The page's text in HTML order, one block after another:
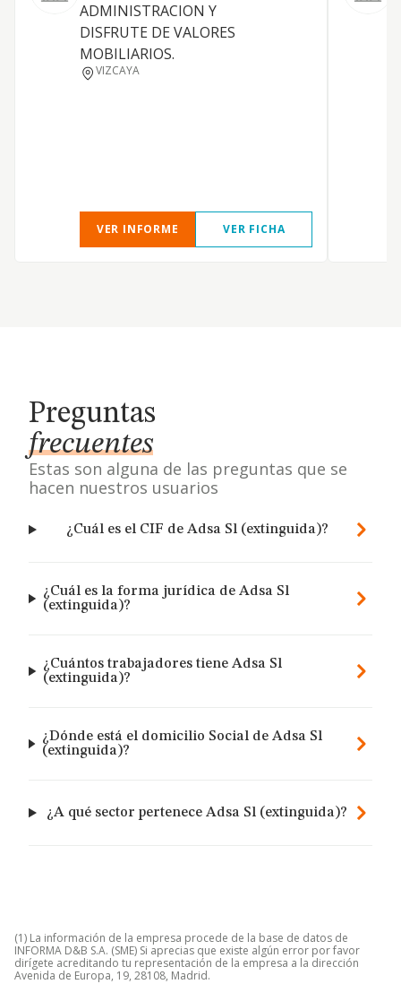
ADMINISTRACION Y
DISFRUTE DE VALORES
MOBILIARIOS.
VIZCAYA
VER INFORME VER FICHA
Preguntas
frecuentes
Estas son alguna de las preguntas que se
hacen nuestros usuarios
¿Cuál es el CIF de Adsa Sl (extinguida)?
¿Cuál es la forma jurídica de Adsa Sl
(extinguida)?
¿Cuántos trabajadores tiene Adsa Sl
(extinguida)?
¿Dónde está el domicilio Social de Adsa Sl
(extinguida)?
¿A qué sector pertenece Adsa Sl (extinguida)?
(1) La información de la empresa procede de la base de datos de
INFORMA D&B S.A. (SME) Si aprecias que existe algún error por favor
dirígete acreditando tu representación de la empresa a la dirección
Avenida de Europa, 19, 28108, Madrid.